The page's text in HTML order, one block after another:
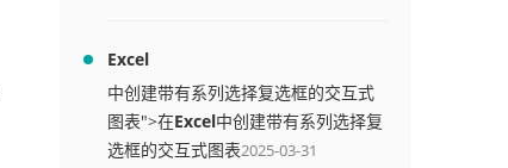
Excel
中创建带有系列选择复选框的交互式
图表">在Excel中创建带有系列选择复
选框的交互式图表2025-03-31